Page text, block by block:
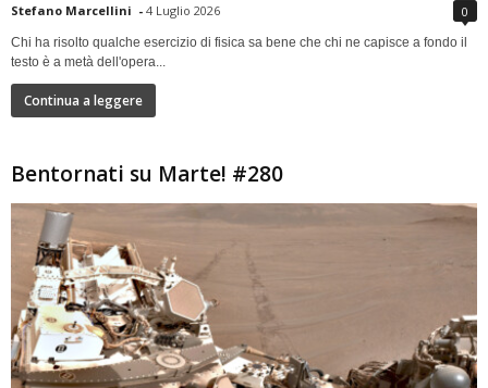
Stefano Marcellini - 4 Luglio 2026 0
Chi ha risolto qualche esercizio di fisica sa bene che chi ne capisce a fondo il
testo è a metà dell'opera...
Continua a leggere
Bentornati su Marte! #280